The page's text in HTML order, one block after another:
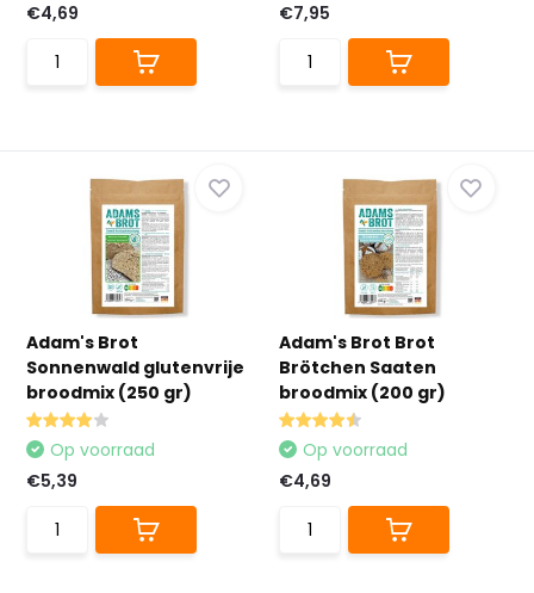
€4,69 €7,95
Adam's Brot
Sonnenwald glutenvrije
broodmix (250 gr)
Op voorraad
€5,39
Adam's Brot Brot
Brötchen Saaten
broodmix (200 gr)
Op voorraad
€4,69